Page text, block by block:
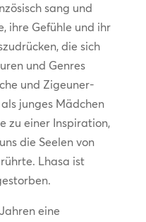
sang und
ihre Gefühle und ihr
die sich
und Genres
und Zigeuner-
junges Mädchen
zu einer Inspiration,
die Seelen von
Lhasa ist
eine